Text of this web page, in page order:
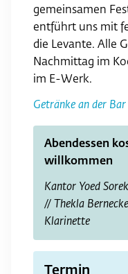
gemeinsamen
entführt uns mit
die Levante. Alle
Nachmittag im
im E-Werk.
Getränke an der
Abendessen
willkommen
Kantor Yoed
// Thekla
Klarinette
Termin